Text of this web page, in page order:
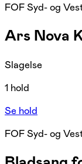
FOF Syd- og
Ars Nova
Slagelse
1 hold
Se hold
FOF Syd- og